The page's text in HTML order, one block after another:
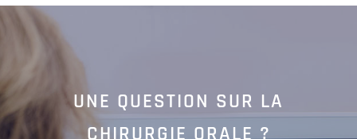
UNE QUESTION SUR LA
CHIRURGIE ORALE ?